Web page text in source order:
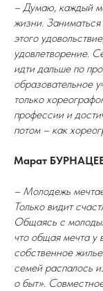
– Думаю, каждый
жизни. Заниматься
этого
удовлетворение.
идти дальше по
образовательное
только
профессии и
потом – как
Марат
– Молодежь
Только видит
Общаясь с
что общая мечта у
собственное
семей распалось
о быт».